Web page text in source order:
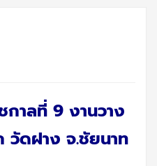
กาลที่ 9 งานวาง
วัดฝาง จ.ชัยนาท